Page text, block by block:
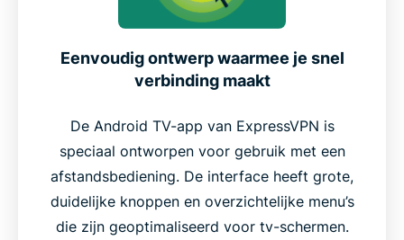
Eenvoudig ontwerp waarmee je snel
verbinding maakt
De Android TV-app van ExpressVPN is
speciaal ontworpen voor gebruik met een
afstandsbediening. De interface heeft grote,
duidelijke knoppen en overzichtelijke menu’s
die zijn geoptimaliseerd voor tv-schermen.